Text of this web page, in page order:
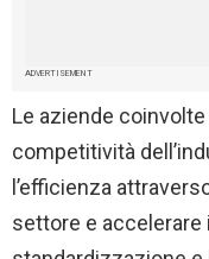
ADVERTISEMENT
Le aziende
competitività
l’efficienza
settore e accelerare